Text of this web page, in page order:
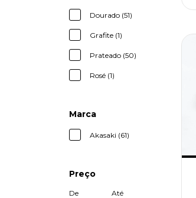
Dourado (51)
Grafite (1)
Prateado (50)
Rosé (1)
Marca
Akasaki (61)
Preço
De Até